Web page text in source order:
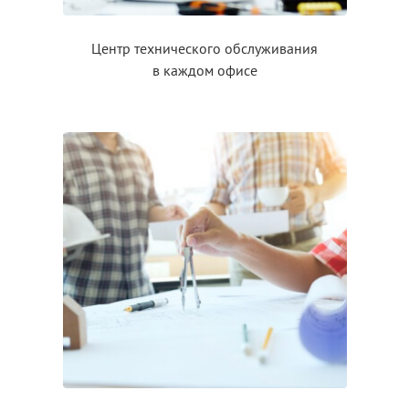
Центр технического обслуживания
в каждом офисе